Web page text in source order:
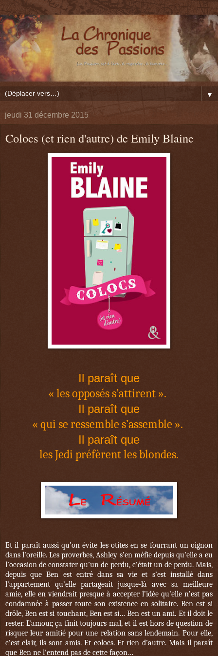
▼
jeudi 31 décembre 2015
Colocs (et rien d'autre) de Emily Blaine
Il paraît que
« les opposés s’attirent ».
Il paraît que
« qui se ressemble s’assemble ».
Il paraît que
les Jedi préfèrent les blondes.
Et il paraît aussi qu’on évite les otites en se fourrant un oignon
dans l’oreille. Les proverbes, Ashley s’en méfie depuis qu’elle a eu
l’occasion de constater qu’un de perdu, c’était un de perdu. Mais,
depuis que Ben est entré dans sa vie et s’est installé dans
l’appartement qu’elle partageait jusque-là avec sa meilleure
amie, elle en viendrait presque à accepter l’idée qu’elle n’est pas
condamnée à passer toute son existence en solitaire. Ben est si
drôle, Ben est si touchant, Ben est si… Ben est un ami. Et il doit le
rester. L’amour, ça finit toujours mal, et il est hors de question de
risquer leur amitié pour une relation sans lendemain. Pour elle,
c’est clair, ils sont amis. Et colocs. Et rien d’autre. Mais il paraît
que Ben ne l’entend pas de cette façon…